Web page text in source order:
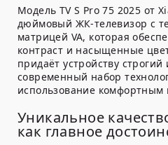
Модель TV S Pro 75 2025 от
дюймовый ЖК-телевизор с
матрицей VA, которая
контраст и насыщенные
придаёт устройству
современный набор
использование комфортным
Уникальное
как главное